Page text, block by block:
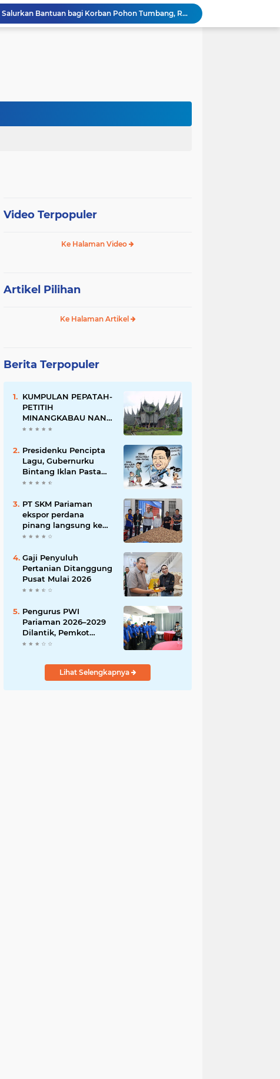
Wali Kota Pariaman Salurkan Bantuan bagi Korban Pohon Tumbang, Rumah Rusak Berat Akan Dibedah
Wali Kota Pariaman Ajukan Rancangan KUA-PPAS APBD 2027, Pendapatan Diproyeksikan Rp626,1 Miliar
Wali Kota Pariaman Hadiri Penguatan Relawan Pancasila, Tekankan Implementasi Nilai Pancasila dalam Pelayanan Publik
Video Terpopuler
Ke Halaman Video
Artikel Pilihan
Ke Halaman Artikel
Berita Terpopuler
KUMPULAN PEPATAH-
PETITIH
MINANGKABAU NAN
ELOK
Presidenku Pencipta
Lagu, Gubernurku
Bintang Iklan Pasta
Gigi
PT SKM Pariaman
ekspor perdana
pinang langsung ke
India
Gaji Penyuluh
Pertanian Ditanggung
Pusat Mulai 2026
Pengurus PWI
Pariaman 2026–2029
Dilantik, Pemkot
Tekankan Sinergi dan
Lihat Selengkapnya